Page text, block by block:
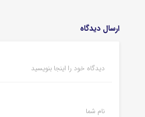
ارسال دیدگاه
دیدگاه خود را اینجا بنویسید
نام شما